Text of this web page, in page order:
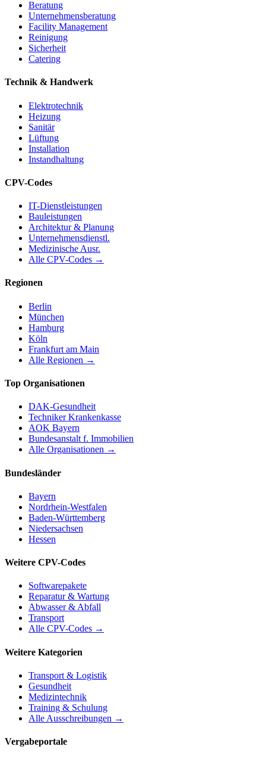
Beratung
Unternehmensberatung
Facility Management
Reinigung
Sicherheit
Catering
Technik & Handwerk
Elektrotechnik
Heizung
Sanitär
Lüftung
Installation
Instandhaltung
CPV-Codes
IT-Dienstleistungen
Bauleistungen
Architektur & Planung
Unternehmensdienstl.
Medizinische Ausr.
Alle CPV-Codes →
Regionen
Berlin
München
Hamburg
Köln
Frankfurt am Main
Alle Regionen →
Top Organisationen
DAK-Gesundheit
Techniker Krankenkasse
AOK Bayern
Bundesanstalt f. Immobilien
Alle Organisationen →
Bundesländer
Bayern
Nordrhein-Westfalen
Baden-Württemberg
Niedersachsen
Hessen
Weitere CPV-Codes
Softwarepakete
Reparatur & Wartung
Abwasser & Abfall
Transport
Alle CPV-Codes →
Weitere Kategorien
Transport & Logistik
Gesundheit
Medizintechnik
Training & Schulung
Alle Ausschreibungen →
Vergabeportale